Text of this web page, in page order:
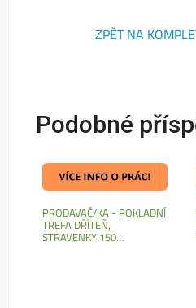
ZPĚT NA
Podobné
PRODAVAČ/KA - POKLADNÍ
TREFA DŘÍTEŇ,
STRAVENKY 150…